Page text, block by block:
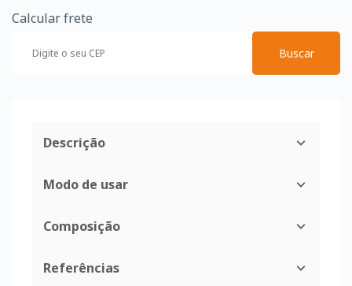
Calcular frete
Buscar
Descrição
Modo de usar
Composição
Referências